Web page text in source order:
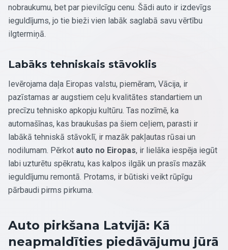
nobraukumu, bet par pievilcīgu cenu. Šādi auto ir izdevīgs
ieguldījums, jo tie bieži vien labāk saglabā savu vērtību
ilgtermiņā.
Labāks tehniskais stāvoklis
Ievērojama daļa Eiropas valstu, piemēram, Vācija, ir
pazīstamas ar augstiem ceļu kvalitātes standartiem un
precīzu tehnisko apkopju kultūru. Tas nozīmē, ka
automašīnas, kas braukušas pa šiem ceļiem, parasti ir
labākā tehniskā stāvoklī, ir mazāk pakļautas rūsai un
nodilumam. Pērkot auto no Eiropas, ir lielāka iespēja iegūt
labi uzturētu spēkratu, kas kalpos ilgāk un prasīs mazāk
ieguldījumu remontā. Protams, ir būtiski veikt rūpīgu
pārbaudi pirms pirkuma.
Auto pirkšana Latvijā: Kā
neapmaldīties piedāvājumu jūrā